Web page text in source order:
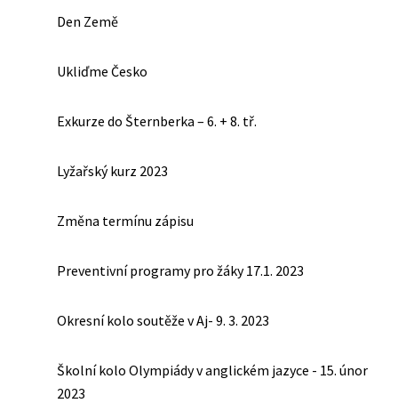
Den Země
Ukliďme Česko
Exkurze do Šternberka – 6. + 8. tř.
Lyžařský kurz 2023
Změna termínu zápisu
Preventivní programy pro žáky 17.1. 2023
Okresní kolo soutěže v Aj- 9. 3. 2023
Školní kolo Olympiády v anglickém jazyce - 15. únor
2023